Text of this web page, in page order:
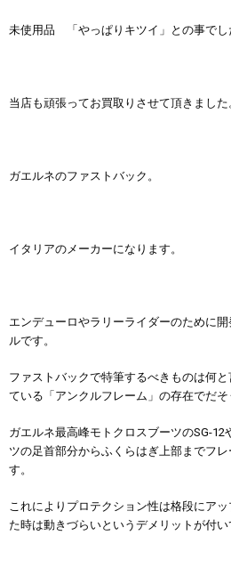
未使用品 「やっぱりキツイ」との事でし
当店も頑張ってお買取りさせて頂きました
ガエルネのファストバック。
イタリアのメーカーになります。
エンデューロやラリーライダーのために
ルです。
ファストバックで特筆するべきものは何
ている「アンクルフレーム」の存在でだそ
ガエルネ最高峰モトクロスブーツのSG-12
ツの足首部分からふくらはぎ上部までフ
す。
これによりプロテクション性は格段にア
た時は動きづらいというデメリットが付い